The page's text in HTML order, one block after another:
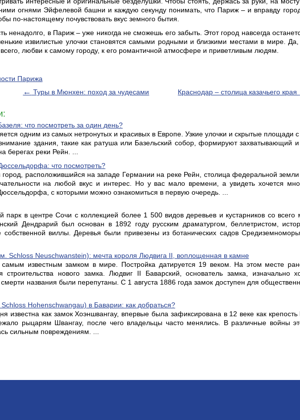
огнями Эйфелевой башни и каждую секунду понимать, что Париж – и вправду
по-настоящему почувствовать вкус земного бытия.
ненадолго, в Париж – уже никогда не сможешь его забыть. Этот город навсегда
извилистые улочки становятся самыми родными и близкими местами в мире.
любви к самому городу, к его романтичной атмосфере и приветливым людям.
Парижа
← Туры в Мюнхен: поход за чудесами Краснодар – столица казачьего края
что посмотреть за один день?
одним из самых нетронутых и красивых в Европе. Узкие улочки и скрытые площади
здания, такие как ратуша или Базельский собор, формируют захватывающий и
берегах реки Рейн. ...
что посмотреть?
расположившийся на западе Германии на реке Рейн, столица федеральной
на любой вкус и интерес. Но у вас мало времени, а увидеть хочется
с которыми можно ознакомиться в первую очередь. ...
в центре Сочи с коллекцией более 1 500 видов деревьев и кустарников со
Дендрарий был основан в 1892 году русским драматургом, беллетристом,
собственной виллы. Деревья были привезены из ботанических садов
Schloss Neuschwanstein): мечта короля Людвига II, воплощенная в камне
известным замком в мире. Постройка датируется 19 веком. На этом месте
нового замка. Людвиг II Баварский, основатель замка, изначально
названия были перепутаны. С 1 августа 1886 года замок доступен для
Hohenschwangau) в Баварии: как добраться?
известна как замок Хоэншвангау, впервые была зафиксирована в 12 веке как
рыцарям Швангау, после чего владельцы часто менялись. В различные войны
сильным повреждениям. ...